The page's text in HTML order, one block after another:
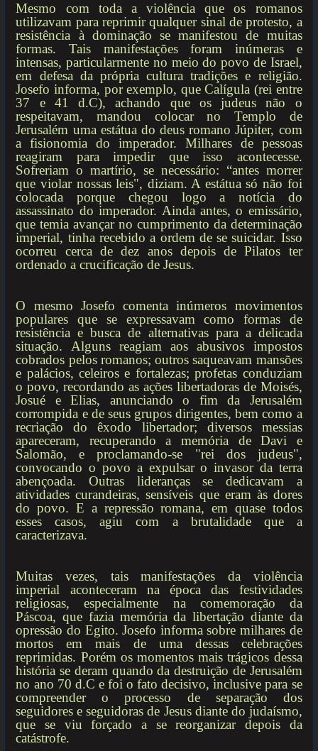
Mesmo com toda a violência que os romanos
utilizavam para reprimir qualquer sinal de protesto, a
resistência à dominação se manifestou de muitas
formas. Tais manifestações foram inúmeras e
intensas, particularmente no meio do povo de Israel,
em defesa da própria cultura tradições e religião.
Josefo informa, por exemplo, que Calígula (rei entre
37 e 41 d.C), achando que os judeus não o
respeitavam, mandou colocar no Templo de
Jerusalém uma estátua do deus romano Júpiter, com
a fisionomia do imperador. Milhares de pessoas
reagiram para impedir que isso acontecesse.
Sofreriam o martírio, se necessário: “antes morrer
que violar nossas leis", diziam. A estátua só não foi
colocada porque chegou logo a notícia do
assassinato do imperador. Ainda antes, o emissário,
que temia avançar no cumprimento da determinação
imperial, tinha recebido a ordem de se suicidar. Isso
ocorreu cerca de dez anos depois de Pilatos ter
ordenado a crucificação de Jesus.
O mesmo Josefo comenta inúmeros movimentos
populares que se expressavam como formas de
resistência e busca de alternativas para a delicada
situação. Alguns reagiam aos abusivos impostos
cobrados pelos romanos; outros saqueavam mansões
e palácios, celeiros e fortalezas; profetas conduziam
o povo, recordando as ações libertadoras de Moisés,
Josué e Elias, anunciando o fim da Jerusalém
corrompida e de seus grupos dirigentes, bem como a
recriação do êxodo libertador; diversos messias
apareceram, recuperando a memória de Davi e
Salomão, e proclamando-se "rei dos judeus",
convocando o povo a expulsar o invasor da terra
abençoada. Outras lideranças se dedicavam a
atividades curandeiras, sensíveis que eram às dores
do povo. E a repressão romana, em quase todos
esses casos, agiu com a brutalidade que a
caracterizava.
Muitas vezes, tais manifestações da violência
imperial aconteceram na época das festividades
religiosas, especialmente na comemoração da
Páscoa, que fazia memória da libertação diante da
opressão do Egito. Josefo informa sobre milhares de
mortos em mais de uma dessas celebrações
reprimidas. Porém os momentos mais trágicos dessa
história se deram quando da destruição de Jerusalém
no ano 70 d.C e foi o fato decisivo, inclusive para se
compreender o processo de separação dos
seguidores e seguidoras de Jesus diante do judaísmo,
que se viu forçado a se reorganizar depois da
catástrofe.